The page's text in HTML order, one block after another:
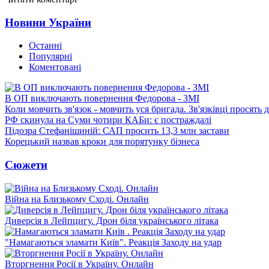
Новини України
Останні
Популярні
Коментовані
В ОП виключають повернення Федорова - ЗМІ
Коли мовчить зв'язок - мовчить уся бригада. Зв'язківці просять
РФ скинула на Суми чотири КАБи: є постраждалі
Підозра Стефанішиній: САП просить 13,3 млн застави
Корецький назвав кроки для порятунку бізнеса
Сюжети
Війна на Близькому Сході. Онлайн
Диверсія в Лейпцигу. Дрон біля українського літака
"Намагаються зламати Київ". Реакція Заходу на удар
Вторгнення Росії в Україну. Онлайн